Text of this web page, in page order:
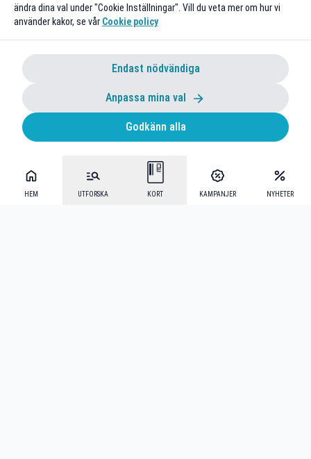
HEM UTFORSKA KORT KAMPANJER NYHETER
ändra dina val under "Cookie Inställningar". Vill du veta mer om hur vi
använder kakor, se vår Cookie policy
Endast nödvändiga
Anpassa mina val
Godkänn alla